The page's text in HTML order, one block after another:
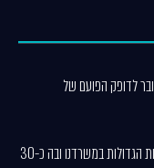
לדופק הפועם של
מחלקת הייטק, טכנולוגיה והון סיכון הינה אחת מהמחלקות הגדולות במשרדנו ובה כ-30